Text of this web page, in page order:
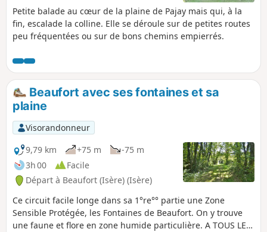
Petite balade au cœur de la plaine de Pajay mais qui, à la
fin, escalade la colline. Elle se déroule sur de petites routes
peu fréquentées ou sur de bons chemins empierrés.
Beaufort avec ses fontaines et sa
plaine
Visorandonneur
9,79 km
+75 m
-75 m
3h 00
Facile
Départ à Beaufort (Isère) (Isère)
Ce circuit facile longe dans sa 1°re°° partie une Zone
Sensible Protégée, les Fontaines de Beaufort. On y trouve
une faune et flore en zone humide particulière. A TOUS LES